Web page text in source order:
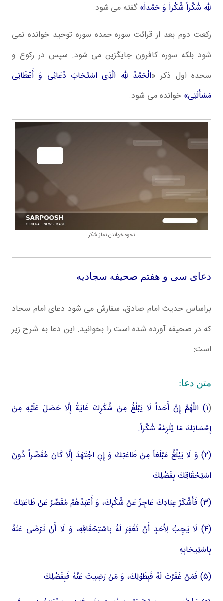
للهِ شُکْراً شُکْراً وَ حَمْداً»گفته می شود.
رکعت دوم بعد از قرائت سوره حمده سوره توحید خوانده نمی
شود بلکه سوره کافرون جایگزین می شود. سپس در رکوع و
سجده اول ذکر «الْحَمْدُ للهِ الَّذِی اسْتَجَابَ دُعَائِی وَ أَعْطَانِی
مَسْأَلَتِی» خوانده می شود.
نحوه خواندن نماز شکر
دعای سی و هفتم صحیفه سجادیه
براساس حدیث امام صادق، سفارش می شود دعای امام سجاد
که در صحیفه آورده شده است را بخوانید. این دعا به شرح زیر
است:
متن دعا:
(۱) اللَّهُمَّ إِنَّ أَحَداً لَا يَبْلُغُ مِنْ شُكْرِكَ غَايَةً إِلَّا حَصَلَ عَلَيْهِ مِنْ
إِحْسَانِكَ مَا يُلْزِمُهُ شُكْراً.
(۲) وَ لَا يَبْلُغُ مَبْلَغاً مِنْ طَاعَتِكَ وَ إِنِ اجْتَهَدَ إِلَّا كَانَ مُقَصِّراً دُونَ
اسْتِحْقَاقِكَ بِفَضْلِكَ
(۳) فَأَشْكَرُ عِبَادِكَ عَاجِزٌ عَنْ شُكْرِكَ، وَ أَعْبَدُهُمْ مُقَصِّرٌ عَنْ طَاعَتِكَ
(۴) لَا يَجِبُ لِأَحَدٍ أَنْ تَغْفِرَ لَهُ بِاسْتِحْقَاقِهِ، وَ لَا أَنْ تَرْضَى عَنْهُ
بِاسْتِيجَابِهِ
(۵) فَمَنْ غَفَرْتَ لَهُ فَبِطَوْلِكَ، وَ مَنْ رَضِيتَ عَنْهُ فَبِفَضْلِكَ